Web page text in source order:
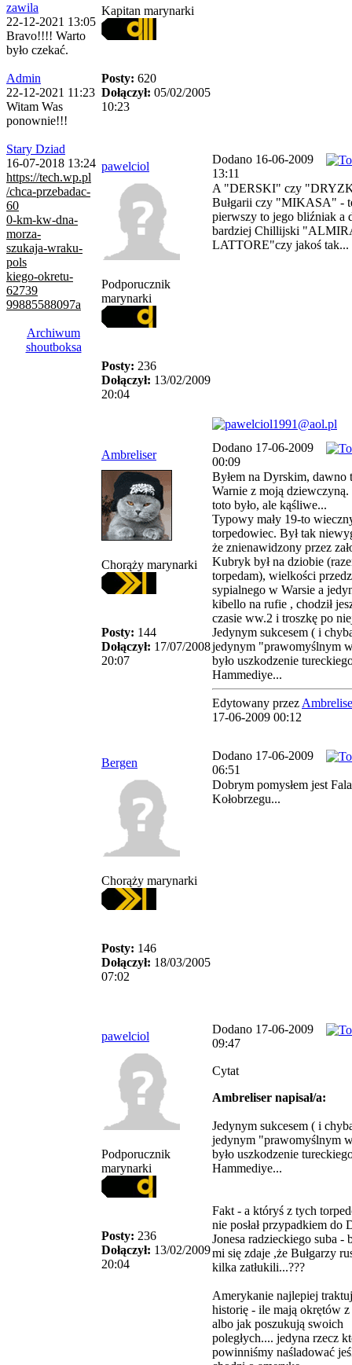
zawila
22-12-2021 13:05
Bravo!!!! Warto
było czekać.
Admin
22-12-2021 11:23
Witam Was
ponownie!!!
Stary Dziad
16-07-2018 13:24
https://tech.wp.pl
/chca-przebadac-
60
0-km-kw-dna-
morza-
szukaja-wraku-
pols
kiego-okretu-
62739
99885588097a
Archiwum
shoutboksa
Kapitan marynarki
Posty: 620
Dołączył: 05/02/2005
10:23
pawelciol
Dodano 16-06-2009
13:11
Podporucznik
marynarki
Posty: 236
Dołączył: 13/02/2009
20:04
A "DERSKI" czy
Bułgarii czy "MIKASA" -
pierwszy to jego bliźniak a
bardziej Chillijski
LATTORE"czy jakoś tak...
Ambreliser
Dodano 17-06-2009
00:09
Chorąży marynarki
Posty: 144
Dołączył: 17/07/2008
20:07
Byłem na Dyrskim, dawno
Warnie z moją dziewczyną.
toto było, ale kąśliwe...
Typowy mały 19-to
torpedowiec. Był tak
że znienawidzony przez
Kubryk był na dziobie
torpedam), wielkości
sypialnego w Warsie a
kibello na rufie , chodził
czasie ww.2 i troszkę po
Jedynym sukcesem ( i
jedynym "prawomyślnym
było uszkodzenie
Hammediye...
Edytowany przez
17-06-2009 00:12
Bergen
Dodano 17-06-2009
06:51
Chorąży marynarki
Posty: 146
Dołączył: 18/03/2005
07:02
Dobrym pomysłem jest
Kołobrzegu...
pawelciol
Dodano 17-06-2009
09:47
Podporucznik
marynarki
Posty: 236
Dołączył: 13/02/2009
20:04
Cytat
Ambreliser napisał/a:
Jedynym sukcesem ( i
jedynym "prawomyślnym
było uszkodzenie
Hammediye...
Fakt - a któryś z tych
nie posłał przypadkiem do
Jonesa radzieckiego suba -
mi się zdaje ,że Bułgarzy
kilka zatłukili...???
Amerykanie najlepiej
historię - ile mają okrętów
albo jak poszukują swoich
poległych.... jedyna rzecz
powinniśmy naśladować